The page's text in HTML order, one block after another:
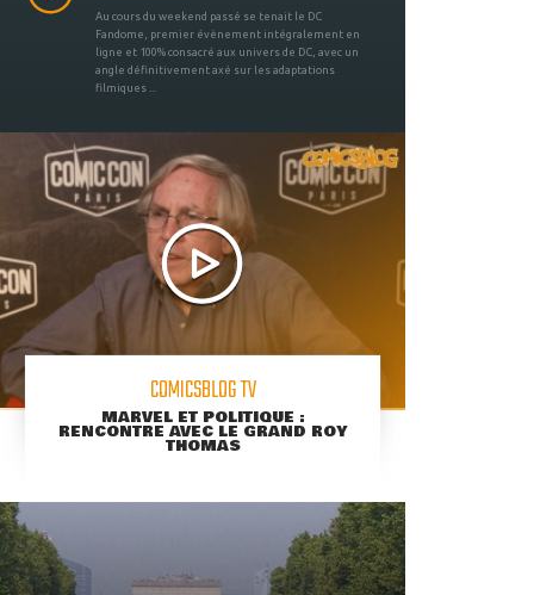
Au cours du weekend passé se tenait le DC
Fandome, premier évènement intégralement en
ligne et 100% consacré aux univers de DC, avec un
angle définitivement axé sur les adaptations
filmiques ...
COMICSBLOG TV
MARVEL ET POLITIQUE :
RENCONTRE AVEC LE GRAND ROY
THOMAS